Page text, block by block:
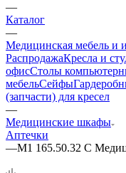
—
Каталог
—
Медицинская мебель и
РаспродажаКресла и
офисСтолы
мебельСейфы
(запчасти) для кресел
—
Медицинские шкафы
Аптечки
—М1 165.50.32 С